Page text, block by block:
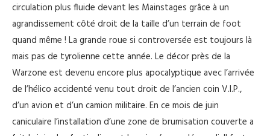
circulation plus fluide devant les Mainstages grâce à un
agrandissement côté droit de la taille d’un terrain de foot
quand même ! La grande roue si controversée est toujours là
mais pas de tyrolienne cette année. Le décor près de la
Warzone est devenu encore plus apocalyptique avec l’arrivée
de l’hélico accidenté venu tout droit de l’ancien coin V.I.P.,
d’un avion et d’un camion militaire. En ce mois de juin
caniculaire l’installation d’une zone de brumisation couverte a